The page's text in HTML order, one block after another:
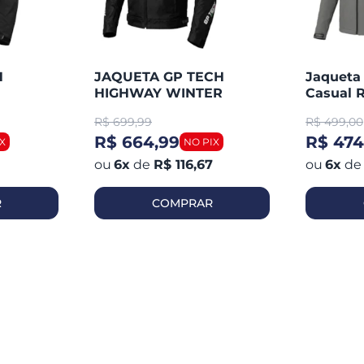
JAQUETA GP TECH
HIGHWAY WINTER
R$ 699,99
R$ 664,99
6x de R$ 116,67
COMPRAR
Jaqueta
Casual
R$ 499,00
R$
6x de